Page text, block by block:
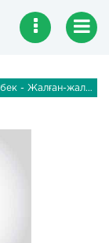
- Жалған-жалған